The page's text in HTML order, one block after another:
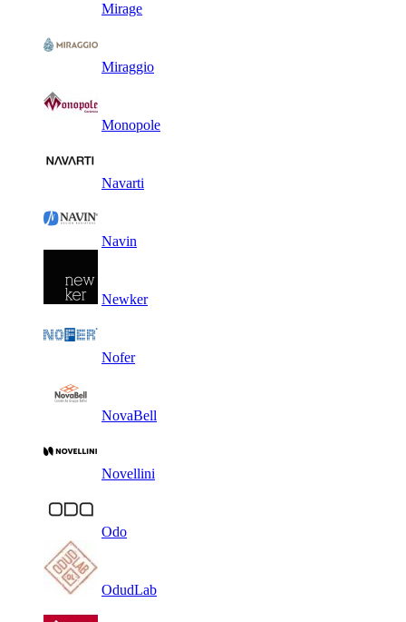
Mirage
Miraggio
Monopole
Navarti
Navin
Newker
Nofer
NovaBell
Novellini
Odo
OdudLab